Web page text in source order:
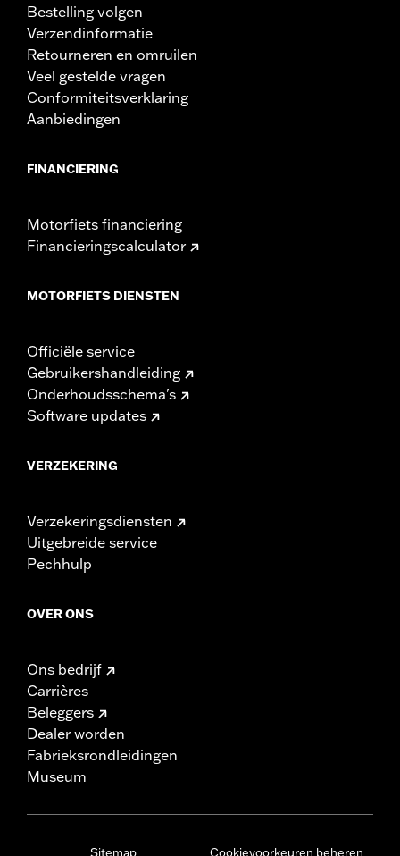
Bestelling volgen
Verzendinformatie
Retourneren en omruilen
Veel gestelde vragen
Conformiteitsverklaring
Aanbiedingen
FINANCIERING
Motorfiets financiering
Financieringscalculator
MOTORFIETS DIENSTEN
Officiële service
Gebruikershandleiding
Onderhoudsschema's
Software updates
VERZEKERING
Verzekeringsdiensten
Uitgebreide service
Pechhulp
OVER ONS
Ons bedrijf
Carrières
Beleggers
Dealer worden
Fabrieksrondleidingen
Museum
Sitemap Cookievoorkeuren beheren